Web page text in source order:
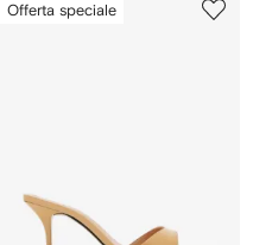
Offerta speciale